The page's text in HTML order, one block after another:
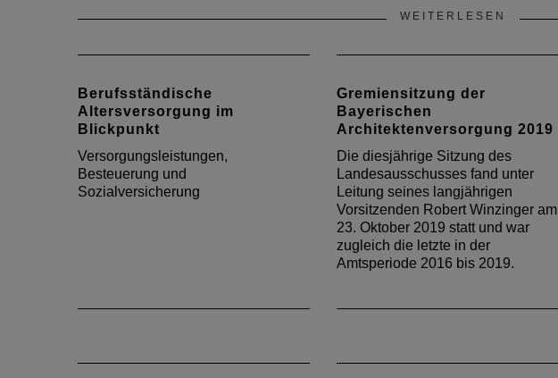
WEITERLESEN
Berufsständische
Altersversorgung im
Blickpunkt
Versorgungsleistungen,
Besteuerung und
Sozialversicherung
Gremiensitzung der
Bayerischen
Architektenversorgung 2019
Die diesjährige Sitzung des
Landesausschusses fand unter
Leitung seines langjährigen
Vorsitzenden Robert Winzinger am
23. Oktober 2019 statt und war
zugleich die letzte in der
Amtsperiode 2016 bis 2019.